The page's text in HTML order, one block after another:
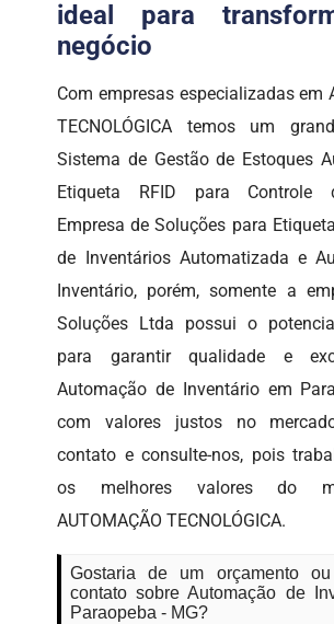
ideal para
negócio
Com empresas especializadas em
TECNOLÓGICA temos um
Sistema de Gestão de Estoques
Etiqueta RFID para Controle
Empresa de Soluções para
de Inventários Automatizada e
Inventário, porém, somente a
Soluções Ltda possui o
para garantir qualidade e
Automação de Inventário em
com valores justos no
contato e consulte-nos, pois
os melhores valores do
AUTOMAÇÃO TECNOLÓGICA.
Gostaria de um orçamento
contato sobre Automação de
Paraopeba - MG?